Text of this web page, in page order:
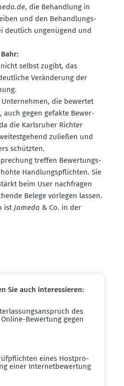
, die Behandlung in
und den Behand­lungs­
deutlich ungenügend und
selbst zugibt, das
Verän­derung der
die bewertet
auch gegen gefakte Bewer­
die Karls­ruher Richter
zuließen und
schützten.
treffen Bewer­tungs­
Handlungs­pflichten. Sie
beim User nachfragen
Belege vorlegen lassen.
ist Jameda & Co. in der
Sie auch inter­es­sieren:
des
Bewertung gegen
eines Hostpro­
einer Inter­net­be­wertung